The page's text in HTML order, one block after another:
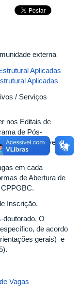
externa
Aplicadas
Aplicadas
/ Serviços
nos Editais de
de Pós-
Aplicadas devem
em cada
de Abertura de
Inscrição.
doutorado. O
de acordo
gerais) e
Vagas